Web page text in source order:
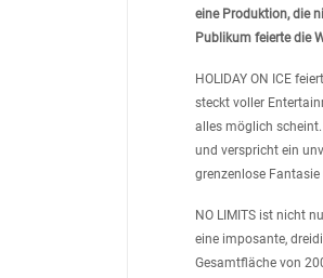
eine Produktion, die
Publikum feierte die
HOLIDAY ON ICE
steckt voller
alles möglich
und verspricht ein
grenzenlose
NO LIMITS ist nicht
eine imposante,
Gesamtfläche von